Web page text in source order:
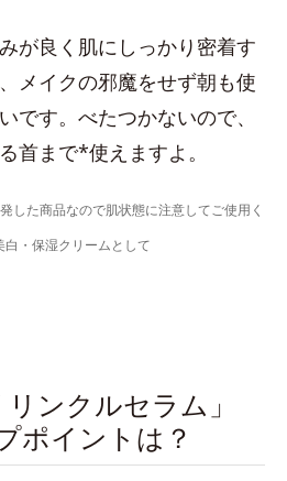
が良く肌にしっかり密着す
メイクの邪魔をせず朝も使
です。べたつかないので、
首まで*使えますよ。
した商品なので肌状態に注意してご使用く
白・保湿クリームとして
ンクルセラム」
ポイントは？